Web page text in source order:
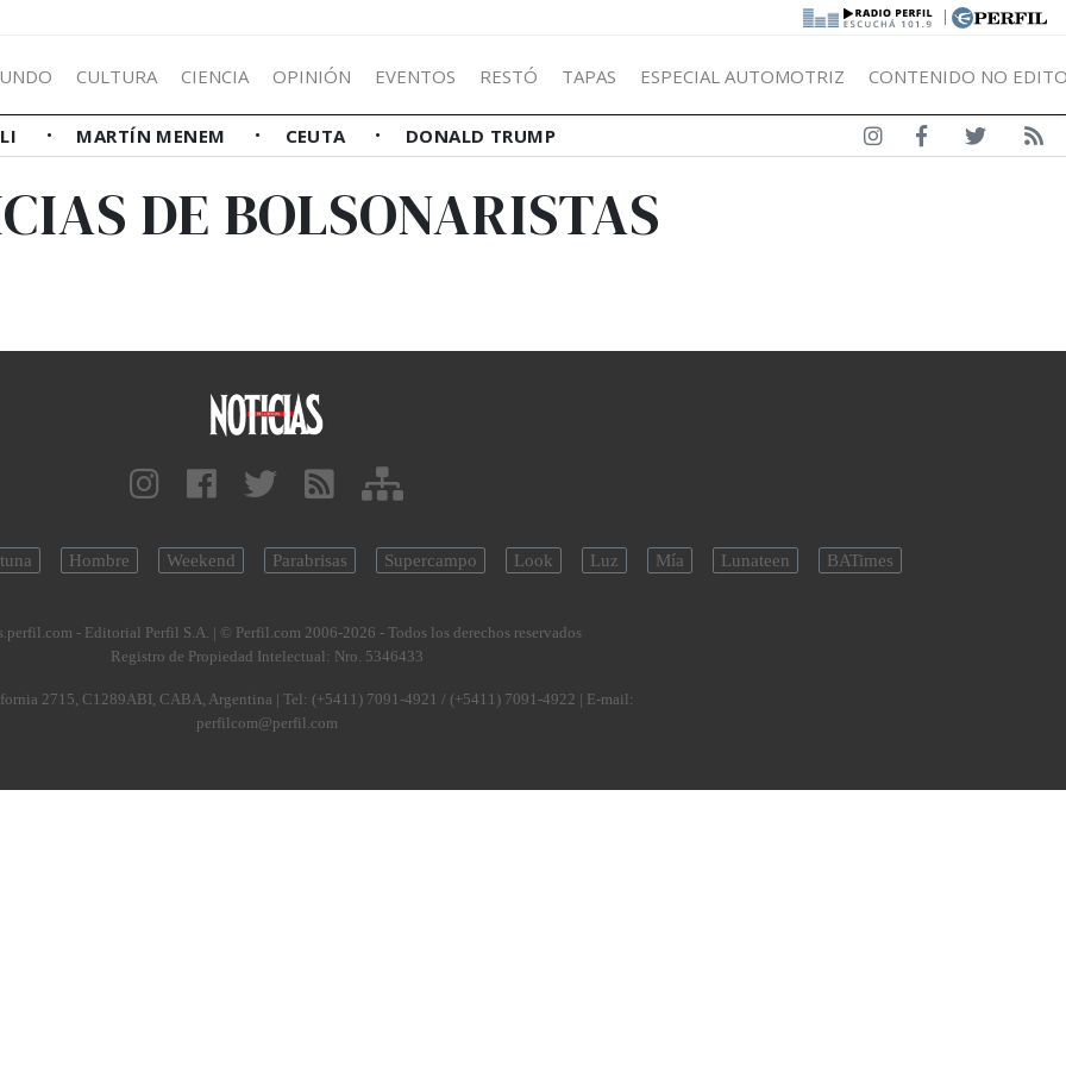
|
CULTURA CIENCIA OPINIÓN EVENTOS RESTÓ TAPAS ESPECIAL AUTOMOTRIZ CONTENIDO NO
MARTÍN MENEM CEUTA DONALD TRUMP
DE BOLSONARISTAS
Hombre Weekend Parabrisas Supercampo Look Luz Mía Lunateen BATimes
- Editorial Perfil S.A. | © Perfil.com 2006-2026 - Todos los derechos reservados
Registro de Propiedad Intelectual: Nro. 5346433
2715, C1289ABI, CABA, Argentina | Tel: (+5411) 7091-4921 / (+5411) 7091-4922 | E-mail:
perfilcom@perfil.com